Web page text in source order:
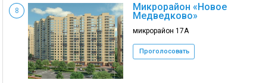
8 Микрорайон «Новое
Медведково»
микрорайон 17А
Проголосовать